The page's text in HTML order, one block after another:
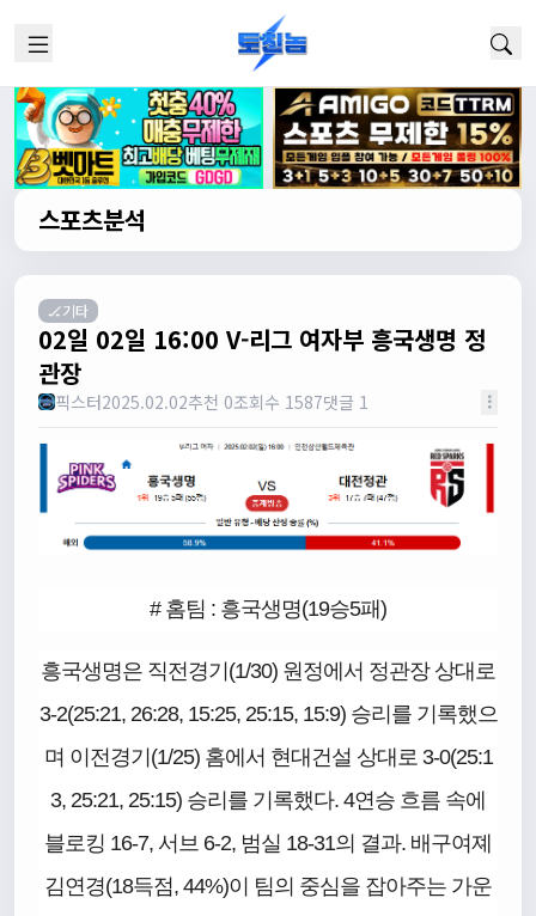
스포츠분석
🏒기타
02일 02일 16:00 V-리그 여자부 흥국생명 정
관장
픽스터2025.02.02추천 0조회수 1587댓글 1
# 홈팀 : 흥국생명(19승5패)
흥국생명은 직전경기(1/30) 원정에서 정관장 상대로
3-2(25:21, 26:28, 15:25, 25:15, 15:9) 승리를 기록했으
며 이전경기(1/25) 홈에서 현대건설 상대로 3-0(25:1
3, 25:21, 25:15) 승리를 기록했다. 4연승 흐름 속에
블로킹 16-7, 서브 6-2, 범실 18-31의 결과. 배구여졔
김연경(18득점, 44%)이 팀의 중심을 잡아주는 가운